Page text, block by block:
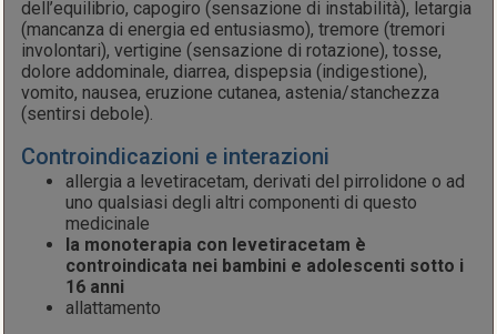
dell’equilibrio, capogiro (sensazione di instabilità), letargia
(mancanza di energia ed entusiasmo), tremore (tremori
involontari), vertigine (sensazione di rotazione), tosse,
dolore addominale, diarrea, dispepsia (indigestione),
vomito, nausea, eruzione cutanea, astenia/stanchezza
(sentirsi debole).
Controindicazioni e interazioni
allergia a levetiracetam, derivati del pirrolidone o ad
uno qualsiasi degli altri componenti di questo
medicinale
la monoterapia con levetiracetam è
controindicata nei bambini e adolescenti sotto i
16 anni
allattamento